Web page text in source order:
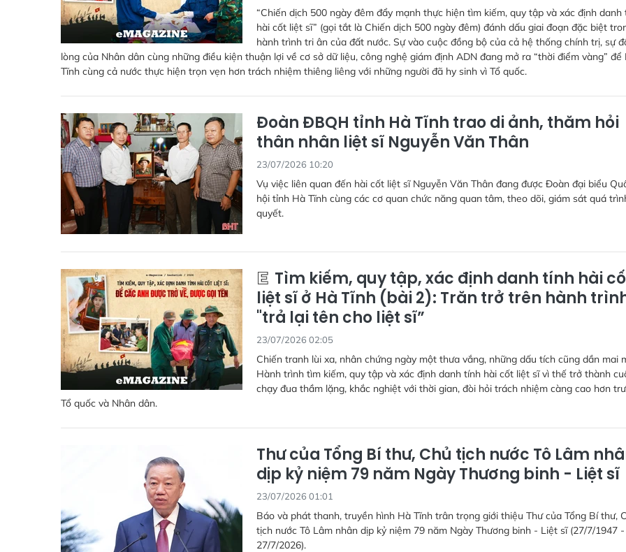
“Chiến dịch 500 ngày đêm đẩy mạnh thực hiện tìm kiếm, quy tập và xác định danh
hài cốt liệt sĩ” (gọi tắt là Chiến dịch 500 ngày đêm) đánh dấu giai đoạn đặc biệt
hành trình tri ân của đất nước. Sự vào cuộc đồng bộ của cả hệ thống chính trị, sự
lòng của Nhân dân cùng những điều kiện thuận lợi về cơ sở dữ liệu, công nghệ giám định ADN đang mở ra “thời điểm vàng” để
Tĩnh cùng cả nước thực hiện trọn vẹn hơn trách nhiệm thiêng liêng với những người đã hy sinh vì Tổ quốc.
Đoàn ĐBQH tỉnh Hà Tĩnh trao di ảnh, thăm hỏi
thân nhân liệt sĩ Nguyễn Văn Thân
23/07/2026 10:20
Vụ việc liên quan đến hài cốt liệt sĩ Nguyễn Văn Thân đang được Đoàn đại biểu
hội tỉnh Hà Tĩnh cùng các cơ quan chức năng quan tâm, theo dõi, giám sát quá
quyết.
Tìm kiếm, quy tập, xác định danh tính hài
liệt sĩ ở Hà Tĩnh (bài 2): Trăn trở trên hành
"trả lại tên cho liệt sĩ”
23/07/2026 02:05
Chiến tranh lùi xa, nhân chứng ngày một thưa vắng, những dấu tích cũng dần mai
Hành trình tìm kiếm, quy tập và xác định danh tính hài cốt liệt sĩ vì thế trở thành
chạy đua thầm lặng, khắc nghiệt với thời gian, đòi hỏi trách nhiệm càng cao hơn
Tổ quốc và Nhân dân.
Thư của Tổng Bí thư, Chủ tịch nước Tô Lâm
dịp kỷ niệm 79 năm Ngày Thương binh - Liệt sĩ
23/07/2026 01:01
Báo và phát thanh, truyền hình Hà Tĩnh trân trọng giới thiệu Thư của Tổng Bí thư,
tịch nước Tô Lâm nhân dịp kỷ niệm 79 năm Ngày Thương binh - Liệt sĩ (27/7/1947 -
27/7/2026).